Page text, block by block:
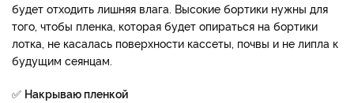
будет отходить лишняя влага. Высокие бортики нужны для
того, чтобы пленка, которая будет опираться на бортики
лотка, не касалась поверхности кассеты, почвы и не липла к
будущим сеянцам.
✅ Накрываю пленкой